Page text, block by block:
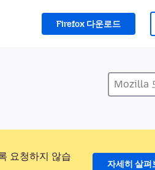
Firefox 다운로드
요청하지 않습
자세히 살펴